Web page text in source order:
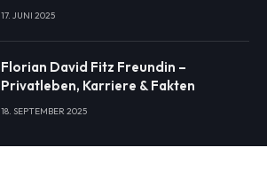
17. JUNI 2025
Florian David Fitz Freundin –
Privatleben, Karriere & Fakten
18. SEPTEMBER 2025